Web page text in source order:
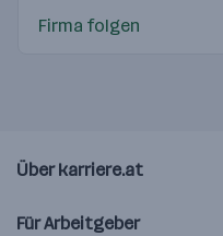
Firma folgen
Über karriere.at
Für Arbeitgeber